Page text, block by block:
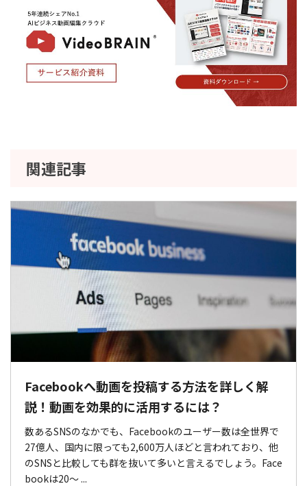
関連記事
Facebookへ動画を投稿する方法を詳しく解
説！動画を効果的に活用するには？
数あるSNSのなかでも、Facebookのユーザー数は全世界で
27億人、国内に限っても2,600万人ほどと言われており、他
のSNSと比較しても群を抜いて多いと言えるでしょう。Face
bookは20～ ...